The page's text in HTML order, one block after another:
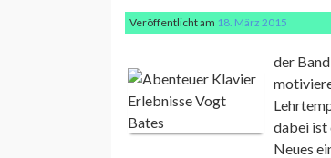
Veröffentlicht am 18. März 2015
der
dabei ist
Neues